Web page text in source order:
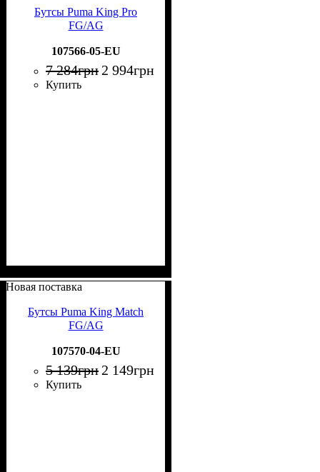
Бутсы Puma King Pro
FG/AG
107566-05-EU
7 284грн 2 994грн
Купить
Новая поставка
Бутсы Puma King Match
FG/AG
107570-04-EU
5 139грн 2 149грн
Купить